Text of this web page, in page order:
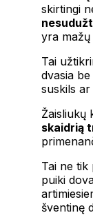
skirtingi
yra mažų
Tai
dvasia
suskils ar
Žaisliukų
skaidrią
Tai ne tik
puiki
šventinę